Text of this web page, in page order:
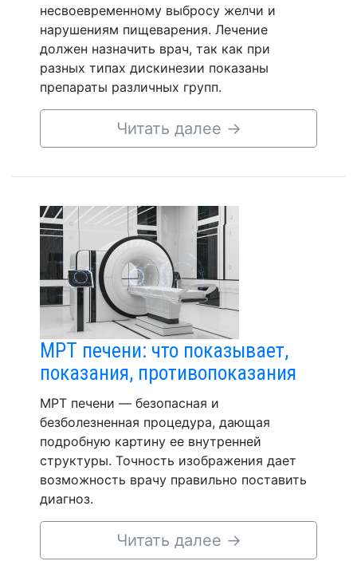
несвоевременному выбросу желчи и
нарушениям пищеварения. Лечение
должен назначить врач, так как при
разных типах дискинезии показаны
препараты различных групп.
Читать далее →
МРТ печени: что показывает,
показания, противопоказания
МРТ печени — безопасная и
безболезненная процедура, дающая
подробную картину ее внутренней
структуры. Точность изображения дает
возможность врачу правильно поставить
диагноз.
Читать далее →